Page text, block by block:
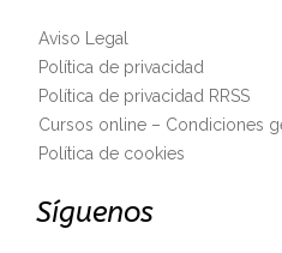
Aviso Legal
Política de privacidad
Política de privacidad RRSS
Cursos online – Condiciones
Política de cookies
Síguenos